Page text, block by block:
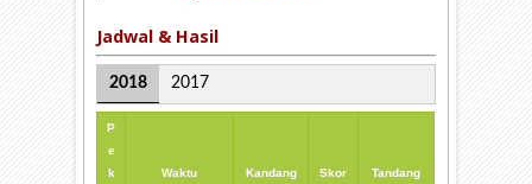
Jadwal & Hasil
2018 2017
P
e
k
Waktu Kandang Skor Tandang